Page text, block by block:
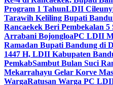
Program 1 TahunLDII
Tarawih Keliling Bupati
Rancaekek Beri Pembekalan
Arrabani BojongloaPC LDII
Ramadan Bupati Bandung di
1447 H, LDII Kabupaten
PemkabSambut Bulan Suci
Mekarrahayu Gelar Korve
WargaRatusan Warga PC